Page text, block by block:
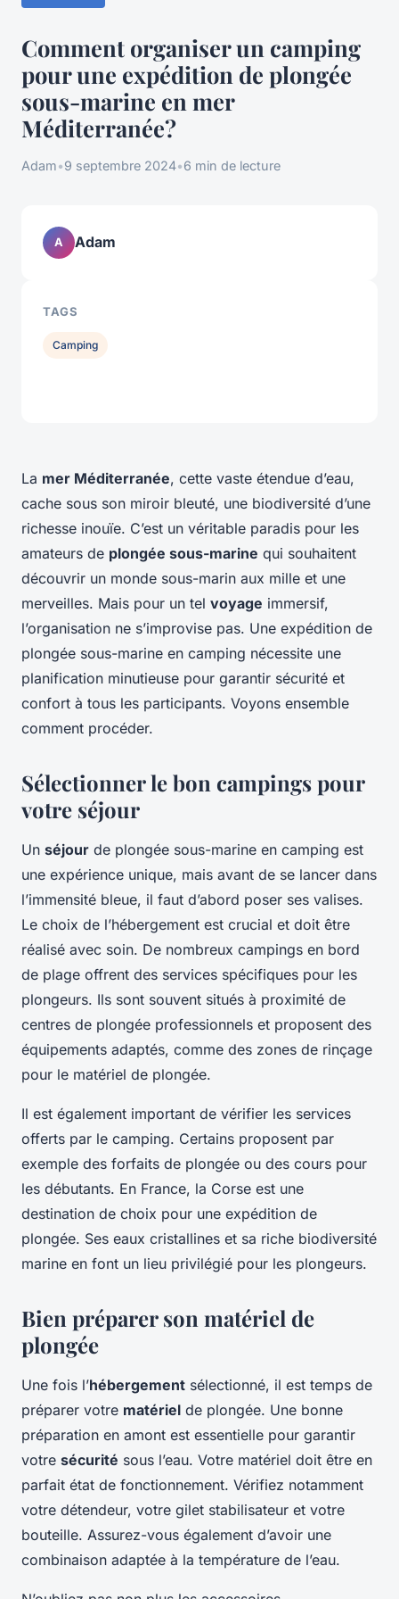
Comment organiser un camping
pour une expédition de plongée
sous-marine en mer
Méditerranée?
Adam•9 septembre 2024•6 min de lecture
La mer Méditerranée, cette vaste étendue d’eau,
cache sous son miroir bleuté, une biodiversité d’une
richesse inouïe. C’est un véritable paradis pour les
amateurs de plongée sous-marine qui souhaitent
découvrir un monde sous-marin aux mille et une
merveilles. Mais pour un tel voyage immersif,
l’organisation ne s’improvise pas. Une expédition de
plongée sous-marine en camping nécessite une
planification minutieuse pour garantir sécurité et
confort à tous les participants. Voyons ensemble
comment procéder.
Sélectionner le bon campings pour
votre séjour
Un séjour de plongée sous-marine en camping est
une expérience unique, mais avant de se lancer dans
l’immensité bleue, il faut d’abord poser ses valises.
Le choix de l’hébergement est crucial et doit être
réalisé avec soin. De nombreux campings en bord
de plage offrent des services spécifiques pour les
plongeurs. Ils sont souvent situés à proximité de
centres de plongée professionnels et proposent des
équipements adaptés, comme des zones de rinçage
pour le matériel de plongée.
Il est également important de vérifier les services
offerts par le camping. Certains proposent par
exemple des forfaits de plongée ou des cours pour
les débutants. En France, la Corse est une
destination de choix pour une expédition de
plongée. Ses eaux cristallines et sa riche biodiversité
marine en font un lieu privilégié pour les plongeurs.
Bien préparer son matériel de
plongée
Une fois l’hébergement sélectionné, il est temps de
préparer votre matériel de plongée. Une bonne
préparation en amont est essentielle pour garantir
votre sécurité sous l’eau. Votre matériel doit être en
parfait état de fonctionnement. Vérifiez notamment
votre détendeur, votre gilet stabilisateur et votre
bouteille. Assurez-vous également d’avoir une
combinaison adaptée à la température de l’eau.
A Adam
TAGS
Camping